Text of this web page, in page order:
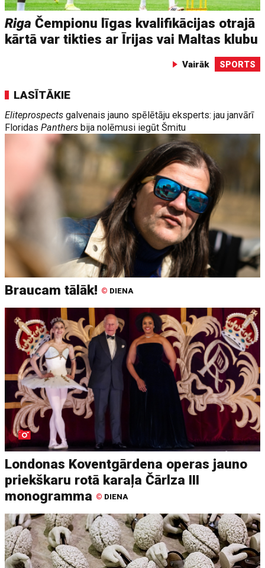
Riga Čempionu līgas kvalifikācijas otrajā
kārtā var tikties ar Īrijas vai Maltas klubu
Vairāk SPORTS
LASĪTĀKIE
Eliteprospects galvenais jauno spēlētāju eksperts: jau janvārī
FloridasPanthers bija nolēmusi iegūt Šmitu
Braucam tālāk! © DIENA
Londonas Koventgārdena operas jauno
priekškaru rotā karaļa Čārlza III
monogramma © DIENA